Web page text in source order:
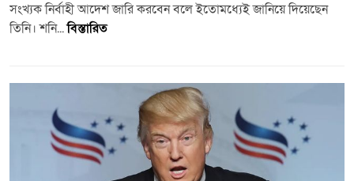
সংখ্যক নির্বাহী আদেশ জারি করবেন বলে ইতোমধ্যেই জানিয়ে দিয়েছেন
তিনি। শনি...বিস্তারিত